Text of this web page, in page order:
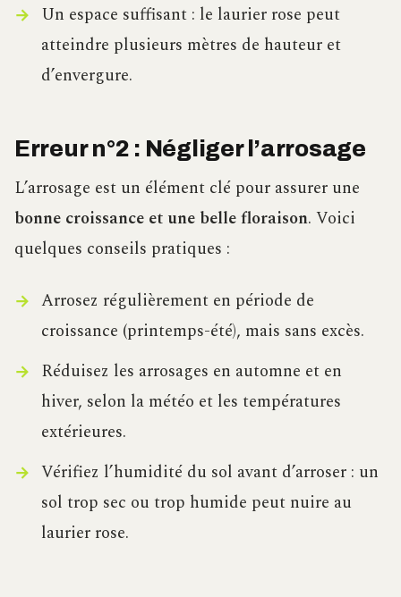
Un espace suffisant : le laurier rose peut
atteindre plusieurs mètres de hauteur et
d’envergure.
Erreur n°2 : Négliger l’arrosage
L’arrosage est un élément clé pour assurer une
bonne croissance et une belle floraison. Voici
quelques conseils pratiques :
Arrosez régulièrement en période de
croissance (printemps-été), mais sans excès.
Réduisez les arrosages en automne et en
hiver, selon la météo et les températures
extérieures.
Vérifiez l’humidité du sol avant d’arroser : un
sol trop sec ou trop humide peut nuire au
laurier rose.